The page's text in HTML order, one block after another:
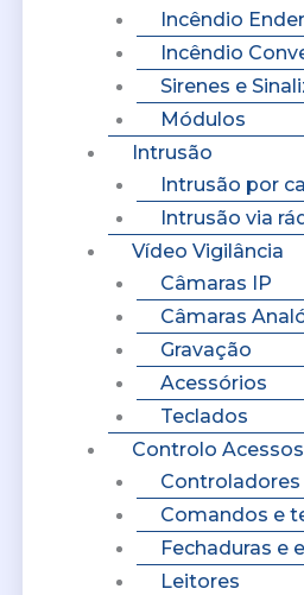
Incêndio
Incêndio
Sirenes e
Módulos
Intrusão
Intrusão por
Intrusão via
Vídeo Vigilância
Câmaras IP
Câmaras
Gravação
Acessórios
Teclados
Controlo Acessos
Controladores
Comandos e
Fechaduras e
Leitores